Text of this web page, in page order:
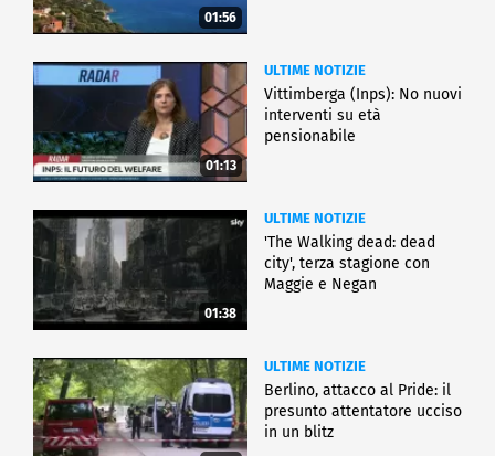
01:56
01:13
ULTIME NOTIZIE
Vittimberga (Inps): No nuovi
interventi su età
pensionabile
01:38
ULTIME NOTIZIE
'The Walking dead: dead
city', terza stagione con
Maggie e Negan
ULTIME NOTIZIE
Berlino, attacco al Pride: il
presunto attentatore ucciso
in un blitz